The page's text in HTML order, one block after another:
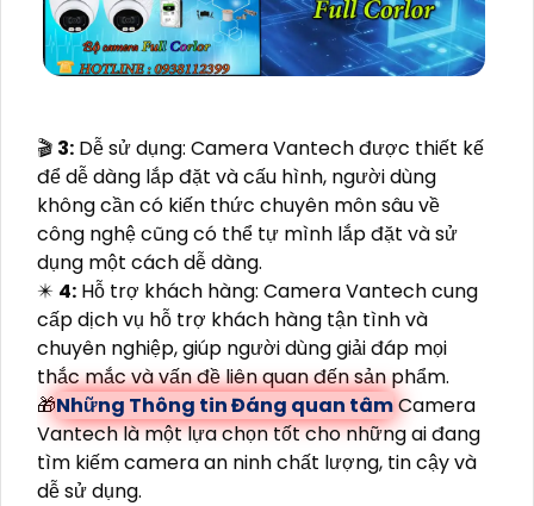
🎬 3: Dễ sử dụng: Camera Vantech được thiết kế
để dễ dàng lắp đặt và cấu hình, người dùng
không cần có kiến thức chuyên môn sâu về
công nghệ cũng có thể tự mình lắp đặt và sử
dụng một cách dễ dàng.
✴️ 4: Hỗ trợ khách hàng: Camera Vantech cung
cấp dịch vụ hỗ trợ khách hàng tận tình và
chuyên nghiệp, giúp người dùng giải đáp mọi
thắc mắc và vấn đề liên quan đến sản phẩm.
🎁Những Thông tin Đáng quan tâmCamera
Vantech là một lựa chọn tốt cho những ai đang
tìm kiếm camera an ninh chất lượng, tin cậy và
dễ sử dụng.